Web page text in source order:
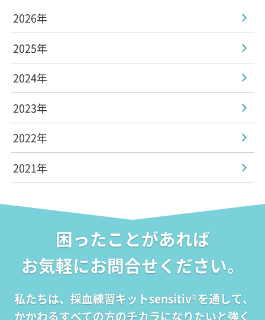
2026年
2025年
2024年
2023年
2022年
2021年
困ったことがあれば
お気軽にお問合せください。
私たちは、採血練習キットsensitiv®を通して、
かかわるすべての方のチカラになりたいと強く